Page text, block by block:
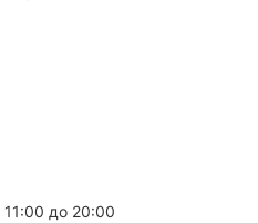
до 20:00